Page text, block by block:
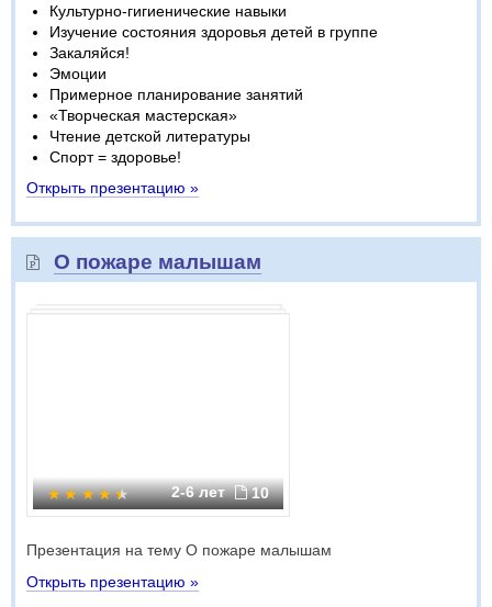
Культурно-гигиенические навыки
Изучение состояния здоровья детей в группе
Закаляйся!
Эмоции
Примерное планирование занятий
«Творческая мастерская»
Чтение детской литературы
Спорт = здоровье!
Открыть презентацию »
О пожаре малышам
2-6 лет 10
Презентация на тему О пожаре малышам
Открыть презентацию »